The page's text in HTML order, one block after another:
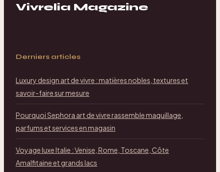
Vivrelia Magazine
Derniers articles
Luxury design art de vivre : matières nobles, textures et
savoir-faire sur mesure
Pourquoi Sephora art de vivre rassemble maquillage,
parfums et services en magasin
Voyage luxe Italie : Venise, Rome, Toscane, Côte
Amalfitaine et grands lacs